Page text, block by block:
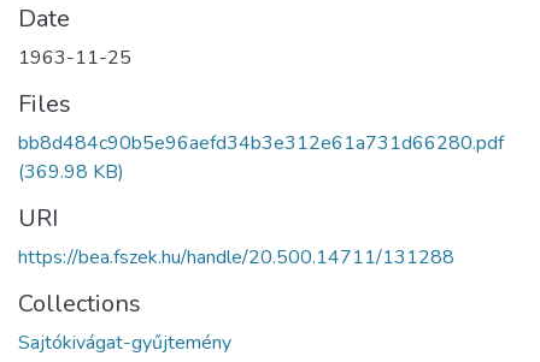
Date
1963-11-25
Files
bb8d484c90b5e96aefd34b3e312e61a731d66280.pdf
(369.98 KB)
URI
https://bea.fszek.hu/handle/20.500.14711/131288
Collections
Sajtókivágat-gyűjtemény